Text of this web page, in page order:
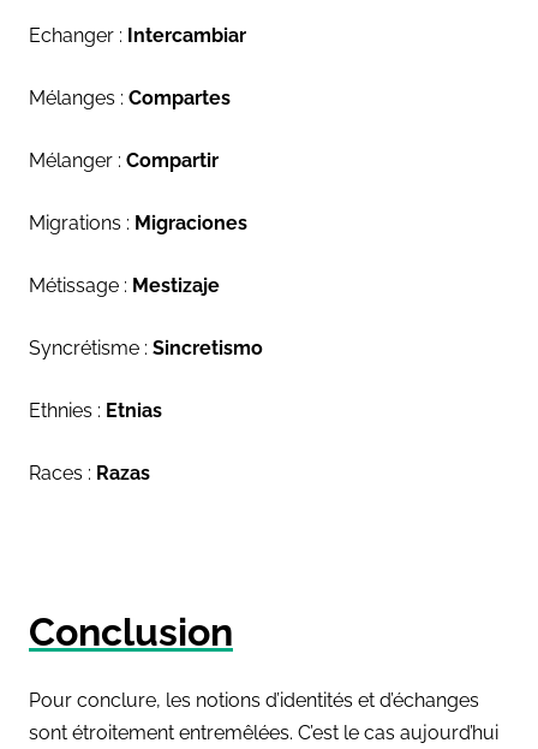
Echanger : Intercambiar
Mélanges : Compartes
Mélanger : Compartir
Migrations : Migraciones
Métissage : Mestizaje
Syncrétisme : Sincretismo
Ethnies : Etnias
Races : Razas
Conclusion
Pour conclure, les notions d’identités et d’échanges
sont étroitement entremêlées. C’est le cas aujourd’hui